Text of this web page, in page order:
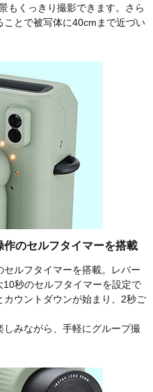
もくっきり撮影できます。さら
とで被写体に40cmまで近づい
のセルフタイマーを搭載
ルフタイマーを搭載。レバー
秒のセルフタイマーを設定で
ウントダウンが始まり、2秒ご
みながら、手軽にグループ撮